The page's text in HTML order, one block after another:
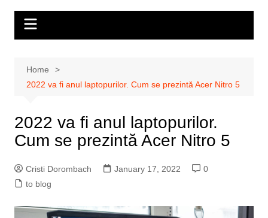
Home
2022 va fi anul laptopurilor. Cum se prezintă Acer Nitro 5
2022 va fi anul laptopurilor.
Cum se prezintă Acer Nitro 5
Cristi Dorombach January 17, 2022
0
to blog